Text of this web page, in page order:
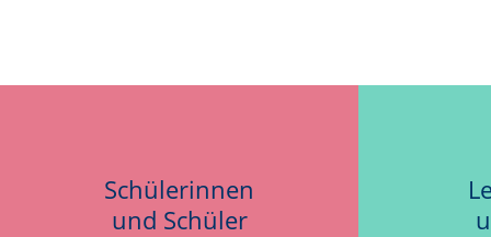
Schülerinnen
und Schüler